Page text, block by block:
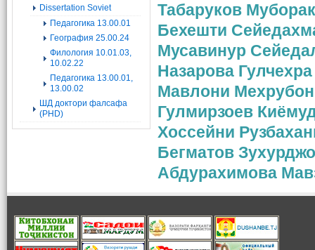
Dissertation Soviet
Педагогика 13.00.01
География 25.00.24
Филология 10.01.03,
10.02.22
Педагогика 13.00.01,
13.00.02
ШД доктори фалсафа
(PHD)
Табаруков
Бехешти
Мусавинур
Назарова
Мавлони
Гулмирзоев
Хоссейни
Бегматов
Абдурахимова